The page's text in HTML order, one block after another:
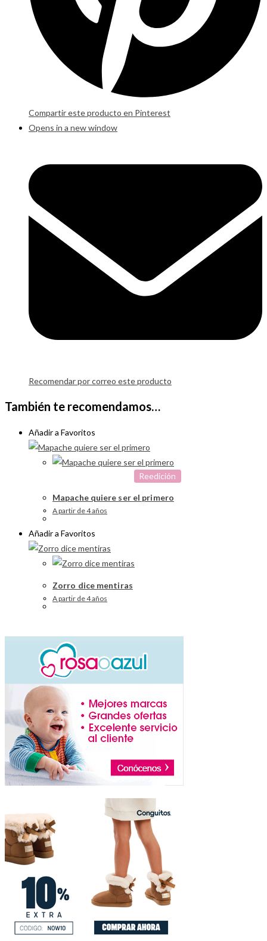
Compartir este producto en Pinterest
Opens in a new window
Recomendar por correo este producto
También te recomendamos…
Añadir a Favoritos
Reedición
Mapache quiere ser el primero
A partir de 4 años
Añadir a Favoritos
Zorro dice mentiras
A partir de 4 años